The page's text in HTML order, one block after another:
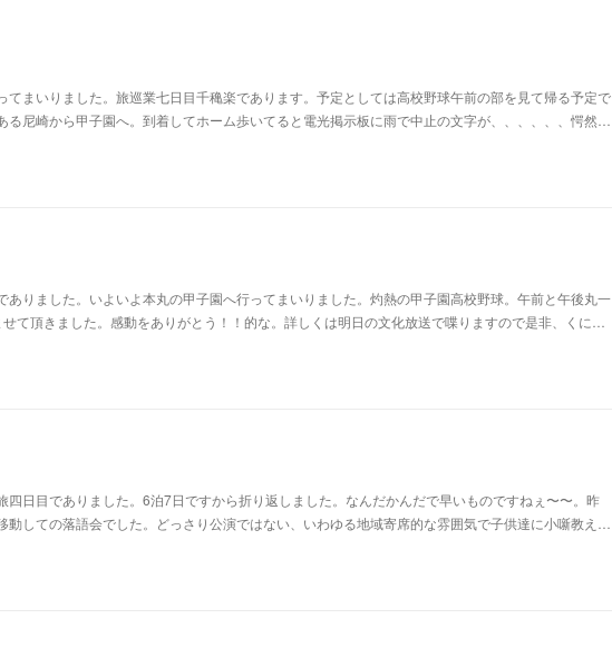
てまいりました。旅巡業七日目千穐楽であります。予定としては高校野球午前の部を見て帰る予定で
る尼崎から甲子園へ。到着してホーム歩いてると電光掲示板に雨で中止の文字が、、、、、、愕然…
ありました。いよいよ本丸の甲子園へ行ってまいりました。灼熱の甲子園高校野球。午前と午後丸一
て頂きました。感動をありがとう！！的な。詳しくは明日の文化放送で喋りますので是非、くに…
四日目でありました。6泊7日ですから折り返しました。なんだかんだで早いものですねぇ〜〜。昨
動しての落語会でした。どっさり公演ではない、いわゆる地域寄席的な雰囲気で子供達に小噺教え…